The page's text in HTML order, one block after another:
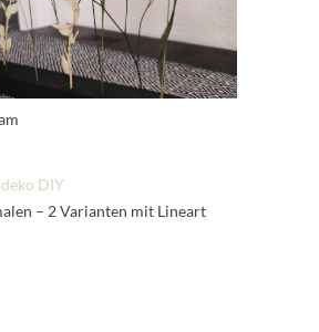
– 2 Varianten mit Lineart